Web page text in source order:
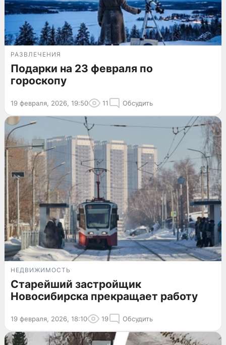
РАЗВЛЕЧЕНИЯ
Подарки на 23 февраля по
гороскопу
19 февраля, 2026, 19:50 11 Обсудить
НЕДВИЖИМОСТЬ
Старейший застройщик
Новосибирска прекращает работу
19 февраля, 2026, 18:10 19 Обсудить